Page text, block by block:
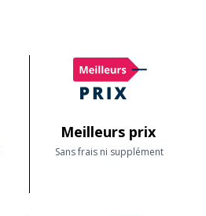
Meilleurs prix
Sans frais ni supplément